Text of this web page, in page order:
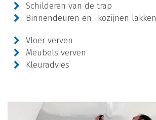
Schilderen van de trap
Binnendeuren en -kozijnen lakken
Vloer verven
Meubels verven
Kleuradvies